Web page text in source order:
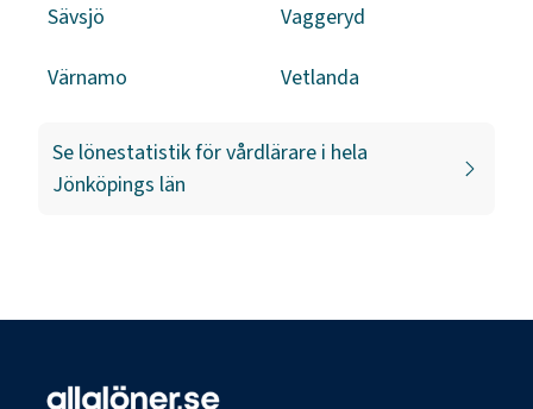
Sävsjö Vaggeryd
Värnamo Vetlanda
Se lönestatistik förvårdlärare i hela
Jönköpings län